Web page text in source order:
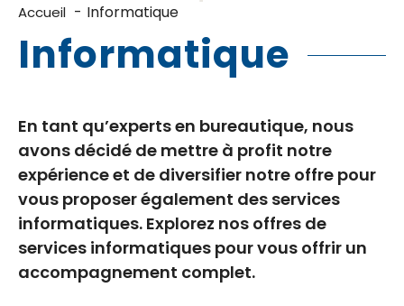
Accueil Informatique
Informatique
En tant qu’experts en bureautique, nous
avons décidé de mettre à profit notre
expérience et de diversifier notre offre pour
vous proposer également des services
informatiques. Explorez nos offres de
services informatiques pour vous offrir un
accompagnement complet.